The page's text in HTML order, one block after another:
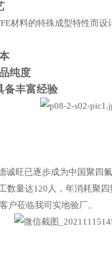
材料的特殊成型特性而
纯度
备丰富经验
诚旺已逐步成为中国聚四
数量达120人，年消耗聚
户莅临我司实地验厂。